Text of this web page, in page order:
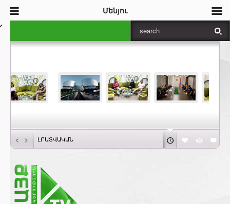
‹ › ԼՐԱՏՎԱԿԱՆ
Մենյու